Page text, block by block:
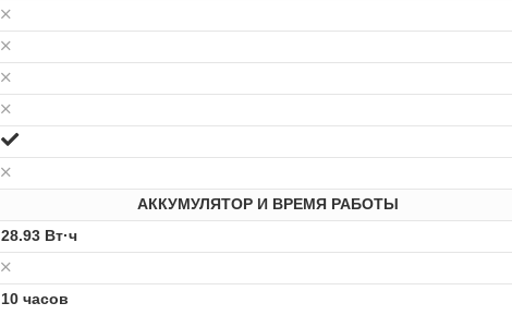
АККУМУЛЯТОР И ВРЕМЯ РАБОТЫ
28.93 Вт·ч
10 часов